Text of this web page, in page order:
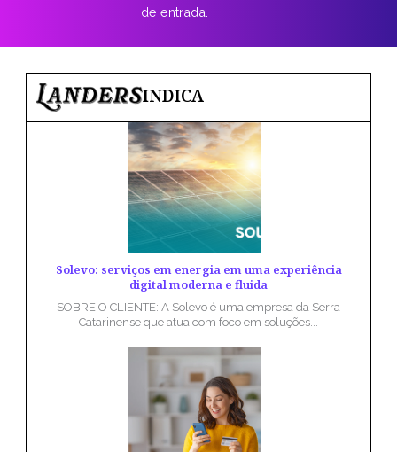
de entrada.
INDICA
Solevo: serviços em energia em uma experiência
digital moderna e fluida
SOBRE O CLIENTE: A Solevo é uma empresa da Serra
Catarinense que atua com foco em soluções...